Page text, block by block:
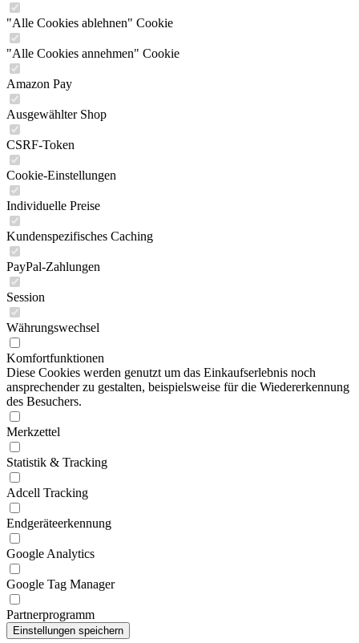
"Alle Cookies ablehnen" Cookie
"Alle Cookies annehmen" Cookie
Amazon Pay
Ausgewählter Shop
CSRF-Token
Cookie-Einstellungen
Individuelle Preise
Kundenspezifisches Caching
PayPal-Zahlungen
Session
Währungswechsel
Komfortfunktionen
Diese Cookies werden genutzt um das Einkaufserlebnis noch
ansprechender zu gestalten, beispielsweise für die Wiedererkennung
des Besuchers.
Merkzettel
Statistik & Tracking
Adcell Tracking
Endgeräteerkennung
Google Analytics
Google Tag Manager
Partnerprogramm